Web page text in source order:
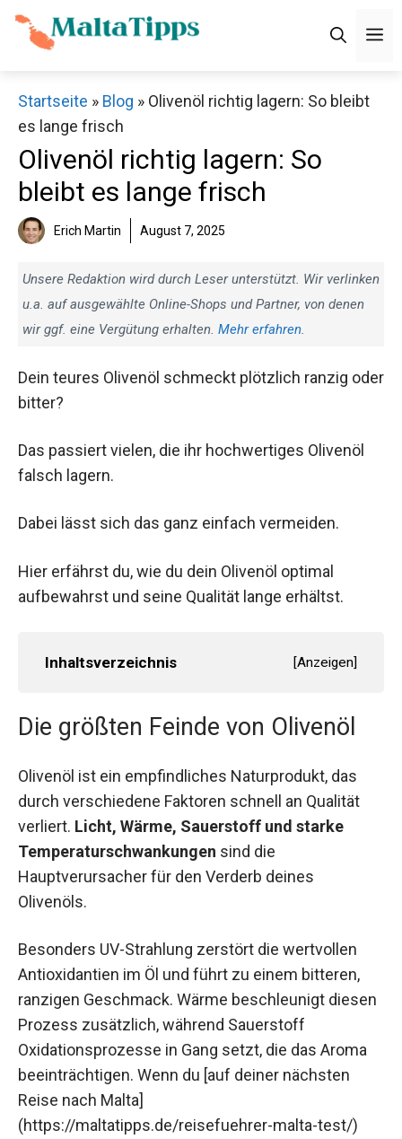
Zum
Inhalt
Startseite » Blog » Olivenöl richtig lagern: So bleibt
es lange frisch
Olivenöl richtig lagern: So
bleibt es lange frisch
Erich Martin August 7, 2025
Unsere Redaktion wird durch Leser unterstützt. Wir verlinken
u.a. auf ausgewählte Online-Shops und Partner, von denen
wir ggf. eine Vergütung erhalten. Mehr erfahren.
Dein teures Olivenöl schmeckt plötzlich ranzig oder
bitter?
Das passiert vielen, die ihr hochwertiges Olivenöl
falsch lagern.
Dabei lässt sich das ganz einfach vermeiden.
Hier erfährst du, wie du dein Olivenöl optimal
aufbewahrst und seine Qualität lange erhältst.
Inhaltsverzeichnis [Anzeigen]
Die größten Feinde von Olivenöl
Olivenöl ist ein empfindliches Naturprodukt, das
durch verschiedene Faktoren schnell an Qualität
verliert. Licht, Wärme, Sauerstoff und starke
Temperaturschwankungen sind die
Hauptverursacher für den Verderb deines
Olivenöls.
Besonders UV-Strahlung zerstört die wertvollen
Antioxidantien im Öl und führt zu einem bitteren,
ranzigen Geschmack. Wärme beschleunigt diesen
Prozess zusätzlich, während Sauerstoff
Oxidationsprozesse in Gang setzt, die das Aroma
beeinträchtigen. Wenn du [auf deiner nächsten
Reise nach Malta]
(https://maltatipps.de/reisefuehrer-malta-test/)